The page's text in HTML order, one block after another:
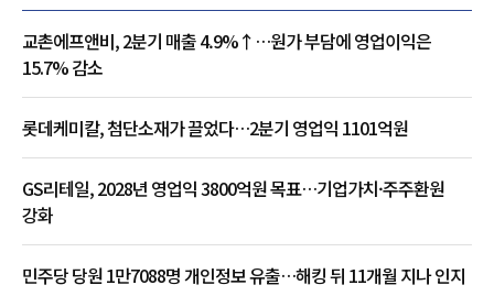
교촌에프앤비, 2분기 매출 4.9%↑…원가 부담에 영업이익은
15.7% 감소
롯데케미칼, 첨단소재가 끌었다…2분기 영업익 1101억원
GS리테일, 2028년 영업익 3800억원 목표…기업가치·주주환원
강화
민주당 당원 1만7088명 개인정보 유출…해킹 뒤 11개월 지나 인지